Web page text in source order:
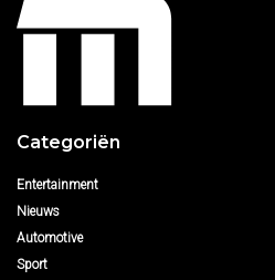
Categoriën
Entertainment
Nieuws
Automotive
Sport